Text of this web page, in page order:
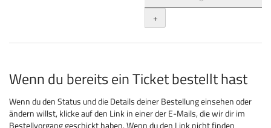
+
Wenn du bereits ein Ticket bestellt hast
Wenn du den Status und die Details deiner Bestellung einsehen oder
ändern willst, klicke auf den Link in einer der E-Mails, die wir dir im